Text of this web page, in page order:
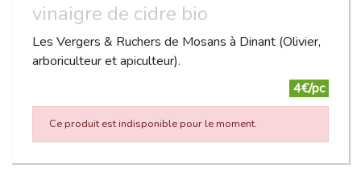
vinaigre de cidre bio
Les Vergers & Ruchers de Mosans à Dinant (Olivier,
arboriculteur et apiculteur).
4€/pc
Ce produit est indisponible pour le moment.